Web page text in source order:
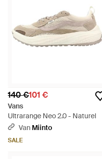
140 €101 €
Vans
Ultrarange Neo 2.0 - Naturel
Van Miinto
SALE